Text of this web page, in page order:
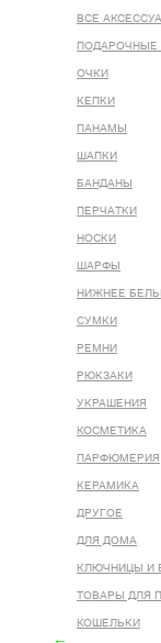
ВСЕ
ПОДАРОЧНЫЕ
ОЧКИ
КЕПКИ
ПАНАМЫ
ШАПКИ
БАНДАНЫ
ПЕРЧАТКИ
НОСКИ
ШАРФЫ
НИЖНЕЕ
СУМКИ
РЕМНИ
РЮКЗАКИ
УКРАШЕНИЯ
КОСМЕТИКА
ПАРФЮМЕРИЯ
КЕРАМИКА
ДРУГОЕ
ДЛЯ ДОМА
КЛЮЧНИЦЫ И
ТОВАРЫ ДЛЯ
КОШЕЛЬКИ